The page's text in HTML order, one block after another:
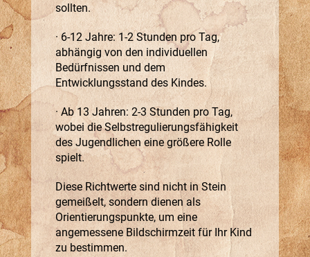
sollten.
· 6-12 Jahre: 1-2 Stunden pro Tag,
abhängig von den individuellen
Bedürfnissen und dem
Entwicklungsstand des Kindes.
· Ab 13 Jahren: 2-3 Stunden pro Tag,
wobei die Selbstregulierungsfähigkeit
des Jugendlichen eine größere Rolle
spielt.
Diese Richtwerte sind nicht in Stein
gemeißelt, sondern dienen als
Orientierungspunkte, um eine
angemessene Bildschirmzeit für Ihr Kind
zu bestimmen.